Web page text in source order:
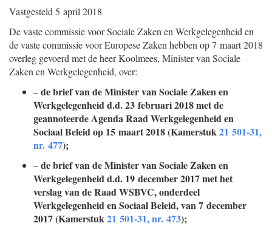
Vastgesteld 5 april 2018
De vaste commissie voor Sociale Zaken en Werkgelegenheid en
de vaste commissie voor Europese Zaken hebben op 7 maart 2018
overleg gevoerd met de heer Koolmees, Minister van Sociale
Zaken en Werkgelegenheid, over:
–de brief van de Minister van Sociale Zaken en
Werkgelegenheid d.d. 23 februari 2018 met de
geannoteerde Agenda Raad Werkgelegenheid en
Sociaal Beleid op 15 maart 2018 (Kamerstuk21 501-31,
nr. 477);
–de brief van de Minister van Sociale Zaken en
Werkgelegenheid d.d. 19 december 2017 met het
verslag van de Raad WSBVC, onderdeel
Werkgelegenheid en Sociaal Beleid, van 7 december
2017 (Kamerstuk21 501-31, nr. 473);